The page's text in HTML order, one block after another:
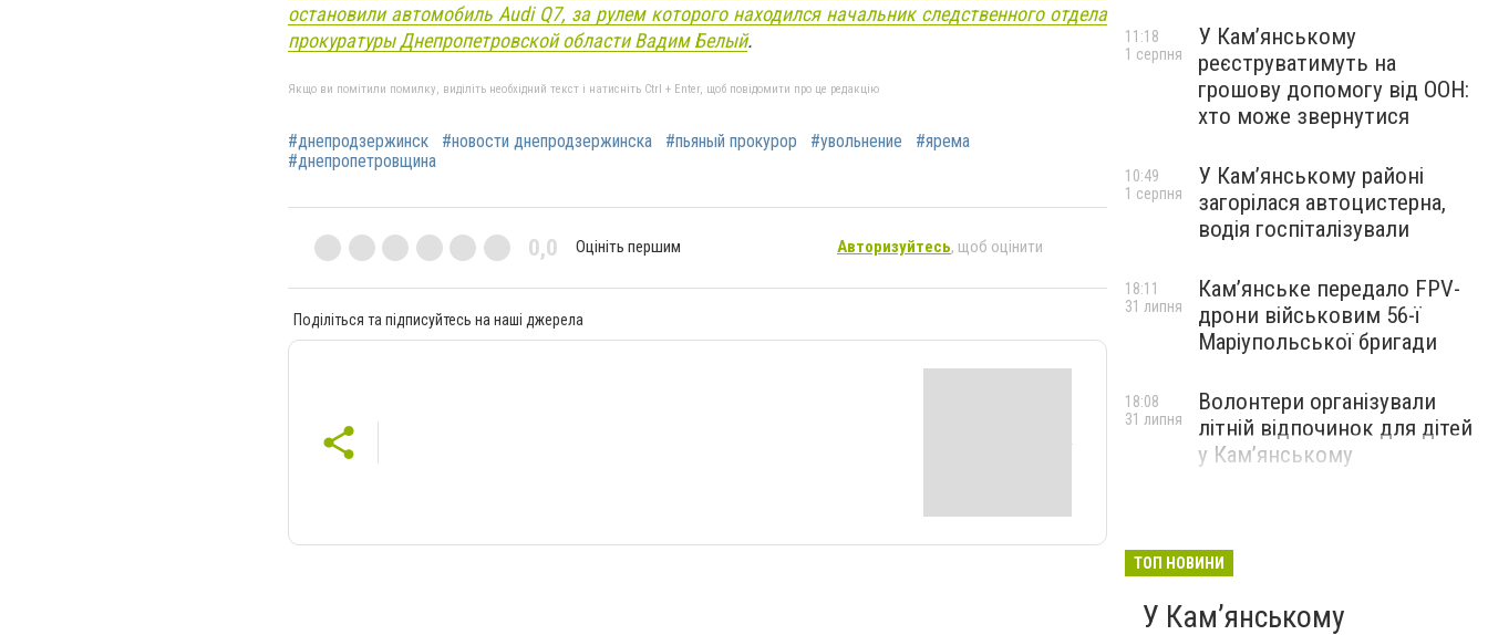
остановили автомобиль Audi Q7, за рулем которого находился начальник следственного отдела
прокуратуры Днепропетровской области Вадим Белый.
Якщо ви помітили помилку, виділіть необхідний текст і натисніть Ctrl + Enter, щоб повідомити про це редакцію
#днепродзержинск #новости днепродзержинска #пьяный прокурор #увольнение
#ярема
#днепропетровщина
0,0 Оцініть першим Авторизуйтесь, щоб оцінити
Поділіться та підписуйтесь на наші джерела
У Кам’янському
реєструватимуть на
грошову допомогу від ООН:
хто може звернутися
11:18
1 серпня
У Кам’янському районі
загорілася автоцистерна,
водія госпіталізували
10:49
1 серпня
Кам’янське передало FPV-
дрони військовим 56-ї
Маріупольської бригади
18:11
31 липня
Волонтери організували
літній відпочинок для дітей
у Кам’янському
18:08
31 липня
ТОП НОВИНИ
У Кам’янському